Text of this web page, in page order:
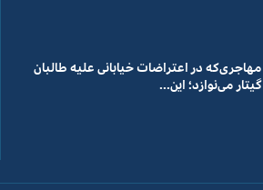
مهاجری‌که در اعتراضات خیابانی علیه طالبان
گیتار می‌نوازد؛ این...